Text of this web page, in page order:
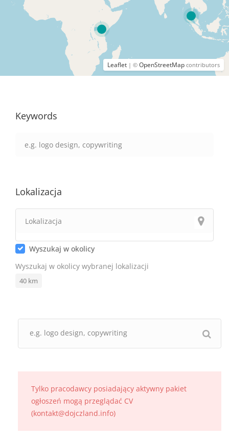
Leaflet | © OpenStreetMap contributors
Keywords
Lokalizacja
Wyszukaj w okolicy
Wyszukaj w okolicy wybranej lokalizacji
40 km
Tylko pracodawcy posiadający aktywny pakiet
ogłoszeń mogą przeglądać CV
(kontakt@dojczland.info)